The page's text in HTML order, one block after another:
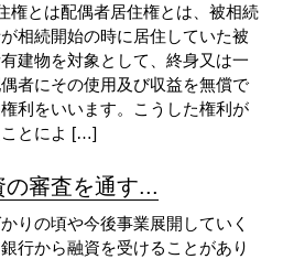
権とは配偶者居住権とは、被相続
相続開始の時に居住していた被
建物を対象として、終身又は一
者にその使用及び収益を無償で
利をいいます。こうした権利が
とによ […]
の審査を通す...
りの頃や今後事業展開していく
行から融資を受けることがあり